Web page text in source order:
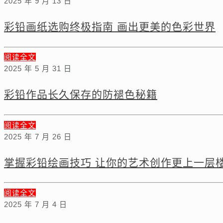
彩铅画纸选购终极指南 画出更美的色彩世界
阅读全文
2025 年 5 月 31 日
彩铅作品长久保存的防褪色秘籍
阅读全文
2025 年 7 月 26 日
掌握彩铅绘画技巧 让你的艺术创作更上一层
阅读全文
2025 年 7 月 4 日